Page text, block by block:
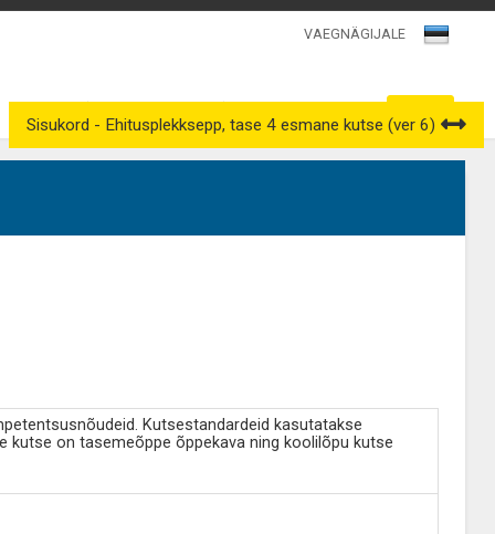
VAEGNÄGIJALE
Sisukord - Ehitusplekksepp, tase 4 esmane kutse (ver 6)
Kutsestandardeid kasutatakse
kutse on tasemeõppe õppekava ning koolilõpu kutse